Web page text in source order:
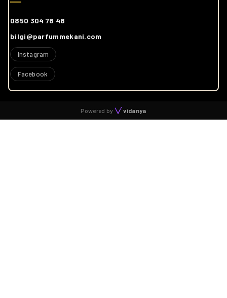
0850 304 78 48
bilgi@parfummekani.com
Instagram
Facebook
Powered by vidanya